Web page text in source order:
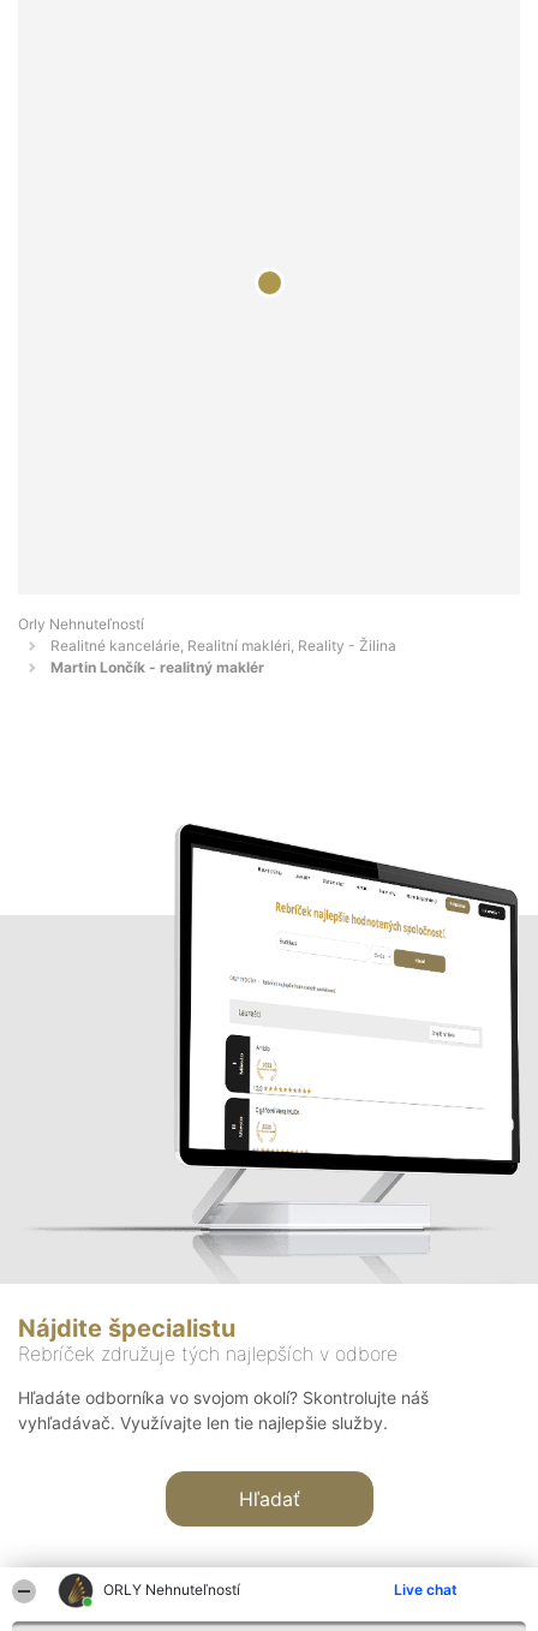
ORLY Nehnuteľností Live chat
Orly Nehnuteľností
Realitné kancelárie, Realitní makléri, Reality - Žilina
Martin Lončík - realitný maklér
Nájdite špecialistu
Rebríček združuje tých najlepších v odbore
Hľadáte odborníka vo svojom okolí? Skontrolujte náš
vyhľadávač. Využívajte len tie najlepšie služby.
Hľadať